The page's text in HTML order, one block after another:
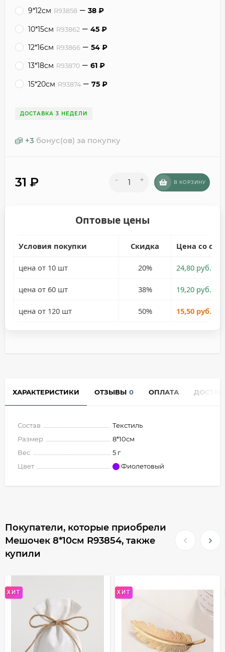
9*12см R93858 38 ₽
10*15см R93862 45 ₽
12*16см R93866 54 ₽
13*18см R93870 61 ₽
15*20см R93874 75 ₽
ДОСТАВКА 3 НЕДЕЛИ
+3 бонус(ов) за покупку
31 ₽ - + В КОРЗИНУ
Оптовые цены
Условия покупки Скидка Цена со
цена от 10 шт 20% 24,80 руб.
цена от 60 шт 38% 19,20 руб.
цена от 120 шт 50% 15,50 руб.
ХАРАКТЕРИСТИКИ ОТЗЫВЫ 0 ОПЛАТА
Состав
Текстиль
Размер
8*10см
Вес
5 г
Цвет
Фиолетовый
Покупатели, которые приобрели
Мешочек 8*10см R93854, также
купили
ХИТ ХИТ